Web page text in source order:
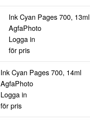
Ink Cyan Pages 700, 13ml
AgfaPhoto
Logga in
för pris
Ink Cyan Pages 700, 14ml
AgfaPhoto
Logga in
för pris